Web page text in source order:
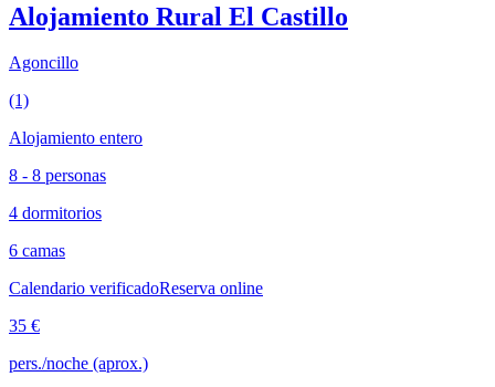
Alojamiento Rural El Castillo
Agoncillo
(1)
Alojamiento entero
8 - 8 personas
4 dormitorios
6 camas
Calendario verificadoReserva online
35 €
pers./noche (aprox.)